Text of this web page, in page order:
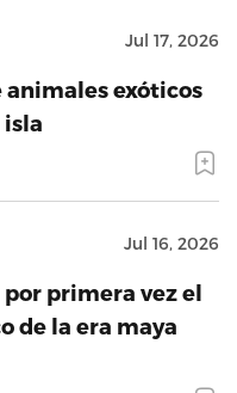
Jul 17, 2026
exóticos
isla
Jul 16, 2026
primera vez el
de la era maya